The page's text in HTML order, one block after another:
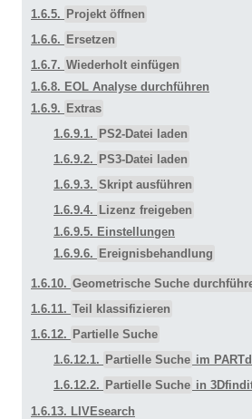
1.6.5. Projekt öffnen
1.6.6. Ersetzen
1.6.7. Wiederholt einfügen
1.6.8. EOL Analyse durchführen
1.6.9. Extras
1.6.9.1. PS2-Datei laden
1.6.9.2. PS3-Datei laden
1.6.9.3. Skript ausführen
1.6.9.4. Lizenz freigeben
1.6.9.5. Einstellungen
1.6.9.6. Ereignisbehandlung
1.6.10. Geometrische Suche
1.6.11. Teil klassifizieren
1.6.12. Partielle Suche
1.6.12.1. Partielle Suche im
1.6.12.2. Partielle Suche in
1.6.13. LIVEsearch